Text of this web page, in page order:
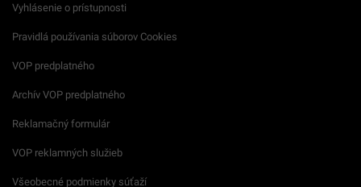
Vyhlásenie o prístupnosti
Pravidlá používania súborov Cookies
VOP predplatného
Archív VOP predplatného
Reklamačný formulár
VOP reklamných služieb
Všeobecné podmienky súťaží